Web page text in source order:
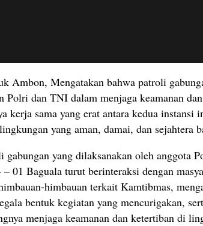
Ambon, Mengatakan bahwa patroli
Polri dan TNI dalam menjaga keamanan
kerja sama yang erat antara kedua instansi
yang aman, damai, dan sejahtera
gabungan yang dilaksanakan oleh anggota
01 Baguala turut berinteraksi dengan
himbauan terkait Kamtibmas,
bentuk kegiatan yang mencurigakan,
menjaga keamanan dan ketertiban di